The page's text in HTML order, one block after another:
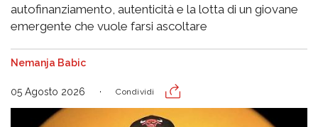
autofinanziamento, autenticità e la lotta di un giovane
emergente che vuole farsi ascoltare
Nemanja Babic
05 Agosto 2026 Condividi